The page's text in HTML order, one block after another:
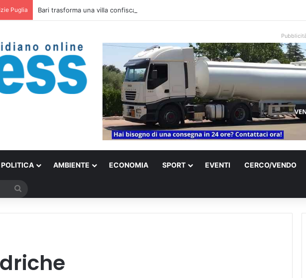
Puglia Bari trasforma una villa confiscata alla mafia in un micro nido: nasce anche il cimitero
POLITICA AMBIENTE ECONOMIA SPORT EVENTI CERCO/VENDO